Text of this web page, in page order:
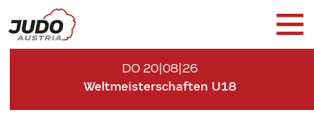
DO 20|08|26
Weltmeisterschaften U18